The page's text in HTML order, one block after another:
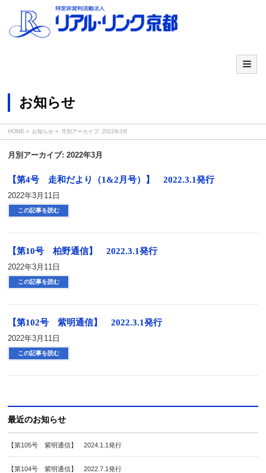
お知らせ
HOME » お知らせ » 月別アーカイブ: 2022年3月
月別アーカイブ: 2022年3月
【第4号 走和だより（1&2月号）】 2022.3.1発行
2022年3月11日
この記事を読む
【第10号 柏野通信】 2022.3.1発行
2022年3月11日
この記事を読む
【第102号 紫明通信】 2022.3.1発行
2022年3月11日
この記事を読む
最近のお知らせ
【第105号 紫明通信】 2024.1.1発行
【第104号 紫明通信】 2022.7.1発行